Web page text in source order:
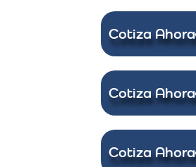
Cotiza Ahora
Cotiza Ahora
Cotiza Ahora